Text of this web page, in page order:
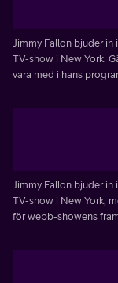
Jimmy Fallon bjuder in
TV-show i New York.
vara med i hans
Jimmy Fallon bjuder in
TV-show i New York,
för webb-showens